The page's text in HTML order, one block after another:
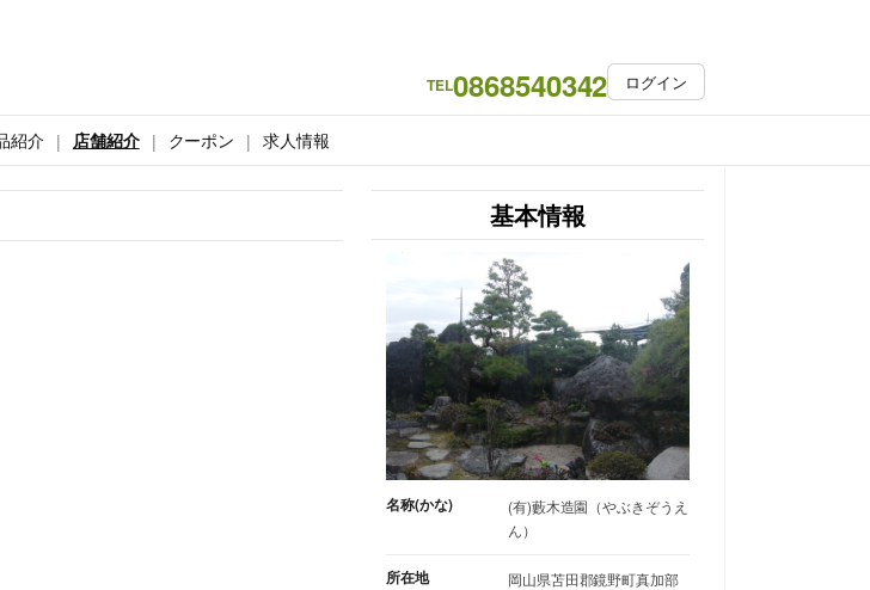
TEL0868540342 ログイン
紹介 店舗紹介 クーポン 求人情報
基本情報
名称(かな)
(有)藪木造園（やぶきぞうえ
ん）
所在地
岡山県苫田郡鏡野町真加部